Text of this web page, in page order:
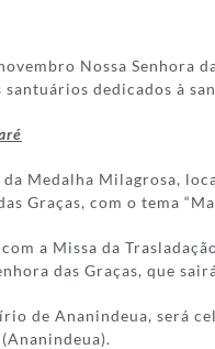
Nossa Senhora
dedicados à
da Medalha Milagrosa,
Graças, com o tema
a Missa da
das Graças, que
de Ananindeua, será